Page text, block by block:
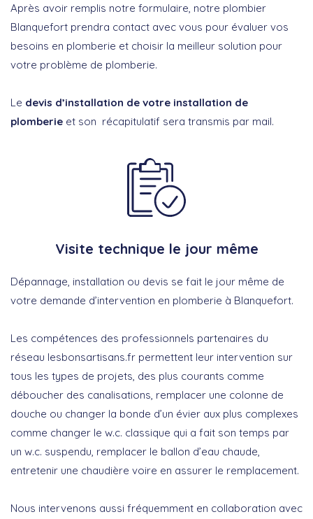
Après avoir remplis notre formulaire, notre plombier
Blanquefort prendra contact avec vous pour évaluer vos
besoins en plomberie et choisir la meilleur solution pour
votre problème de plomberie.
Le devis d’installation de votre installation de
plomberie et son récapitulatif sera transmis par mail.
Visite technique le jour même
Dépannage, installation ou devis se fait le jour même de
votre demande d’intervention en plomberie à Blanquefort.
Les compétences des professionnels partenaires du
réseau lesbonsartisans.fr permettent leur intervention sur
tous les types de projets, des plus courants comme
déboucher des canalisations, remplacer une colonne de
douche ou changer la bonde d’un évier aux plus complexes
comme changer le w.c. classique qui a fait son temps par
un w.c. suspendu, remplacer le ballon d’eau chaude,
entretenir une chaudière voire en assurer le remplacement.
Nous intervenons aussi fréquemment en collaboration avec